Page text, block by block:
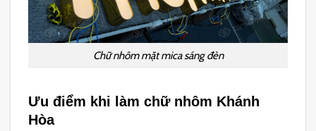
Chữ nhôm mặt mica sáng đèn
Ưu điểm khi làm chữ nhôm Khánh
Hòa